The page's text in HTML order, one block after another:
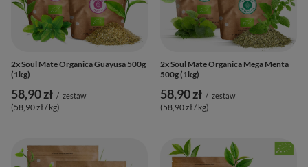
2x Soul Mate Organica Guayusa 500g
(1kg)
58,90 zł / zestaw
(58,90 zł / kg)
2x Soul Mate Organica Mega Menta
500g (1kg)
58,90 zł / zestaw
(58,90 zł / kg)